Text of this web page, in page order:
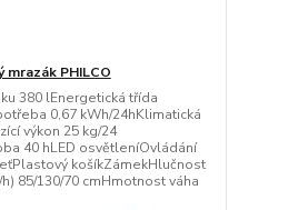
mrazák PHILCO
380 lEnergetická třída
0,67 kWh/24hKlimatická
výkon 25 kg/24
40 hLED osvětleníOvládání
košíkZámekHlučnost
85/130/70 cmHmotnost váha